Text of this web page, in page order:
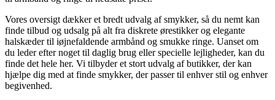
Vores oversigt dækker et bredt udvalg af smykker, så du nemt kan
finde tilbud og udsalg på alt fra diskrete ørestikker og elegante
halskæder til iøjnefaldende armbånd og smukke ringe. Uanset om
du leder efter noget til daglig brug eller specielle lejligheder, kan du
finde det hele her. Vi tilbyder et stort udvalg af butikker, der kan
hjælpe dig med at finde smykker, der passer til enhver stil og enhver
begivenhed.